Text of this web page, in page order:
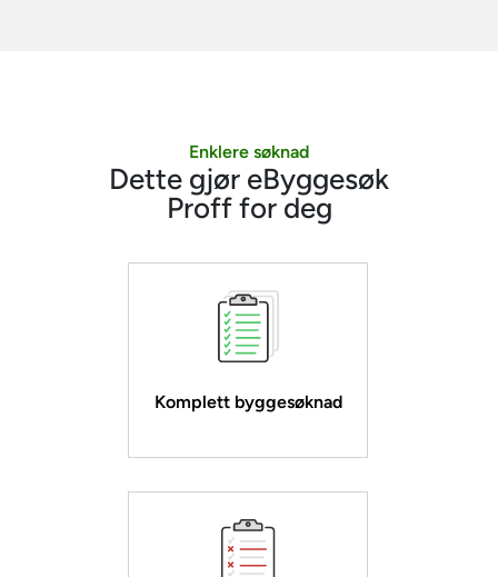
Enklere søknad
Dette gjør eByggesøk
Proff for deg
Komplett byggesøknad